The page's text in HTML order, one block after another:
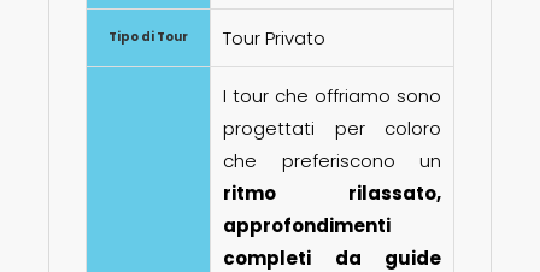
Tipo di Tour Tour Privato
I tour che offriamo sono
progettati per coloro
che preferiscono un
ritmo rilassato,
approfondimenti
completi da guide